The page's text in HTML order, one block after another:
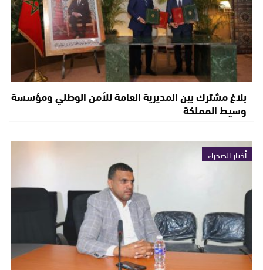
بلاغ مشترك بين المديرية العامة للأمن الوطني ومؤسسة
وسيط المملكة
أخبار الصحراء